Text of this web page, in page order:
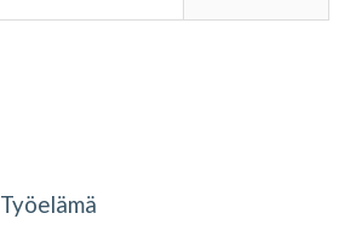
Työelämä